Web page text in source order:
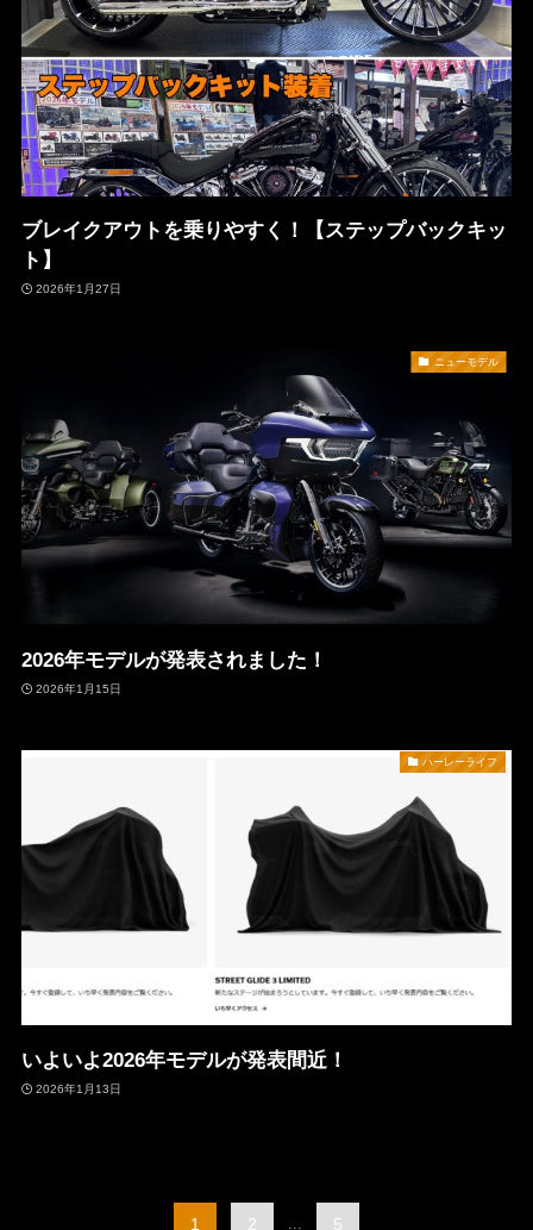
ブレイクアウトを乗りやすく！【ステップバックキッ
ト】
2026年1月27日
ニューモデル
2026年モデルが発表されました！
2026年1月15日
ハーレーライフ
いよいよ2026年モデルが発表間近！
2026年1月13日
1 2 ... 5